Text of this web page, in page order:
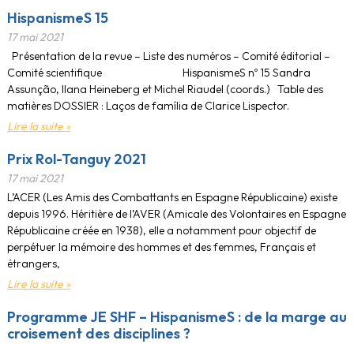
HispanismeS 15
17 mai 2021
Présentation de la revue – Liste des numéros – Comité éditorial –
Comité scientifique HispanismeS nº 15 Sandra
Assunção, Ilana Heineberg et Michel Riaudel (coords.) Table des
matières DOSSIER : Laços de família de Clarice Lispector.
Lire la suite »
Prix Rol-Tanguy 2021
17 mai 2021
L’ACER (Les Amis des Combattants en Espagne Républicaine) existe
depuis 1996. Héritière de l’AVER (Amicale des Volontaires en Espagne
Républicaine créée en 1938), elle a notamment pour objectif de
perpétuer la mémoire des hommes et des femmes, Français et
étrangers,
Lire la suite »
Programme JE SHF – HispanismeS : de la marge au
croisement des disciplines ?